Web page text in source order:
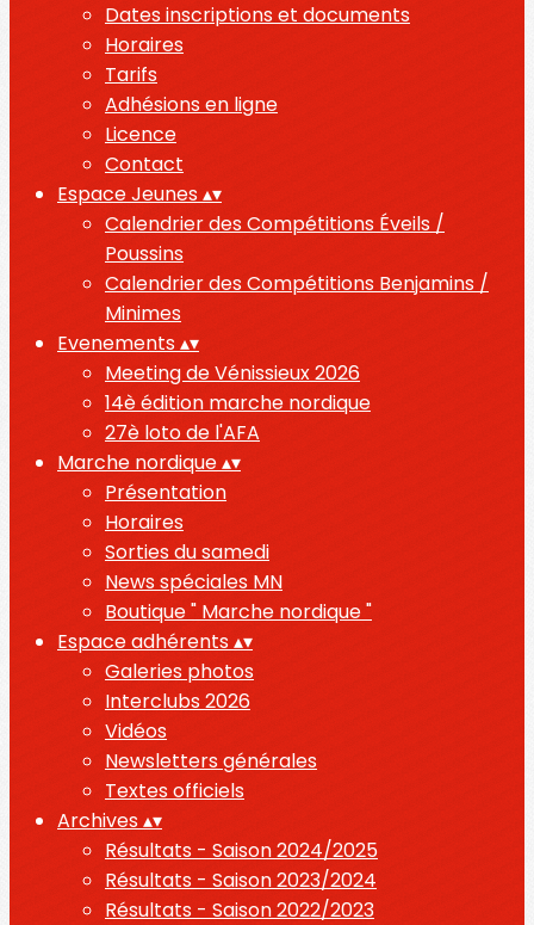
Dates inscriptions et documents
Horaires
Tarifs
Adhésions en ligne
Licence
Contact
Espace Jeunes▴▾
Calendrier des Compétitions Éveils /
Poussins
Calendrier des Compétitions Benjamins /
Minimes
Evenements▴▾
Meeting de Vénissieux 2026
14è édition marche nordique
27è loto de l'AFA
Marche nordique▴▾
Présentation
Horaires
Sorties du samedi
News spéciales MN
Boutique " Marche nordique "
Espace adhérents▴▾
Galeries photos
Interclubs 2026
Vidéos
Newsletters générales
Textes officiels
Archives▴▾
Résultats - Saison 2024/2025
Résultats - Saison 2023/2024
Résultats - Saison 2022/2023